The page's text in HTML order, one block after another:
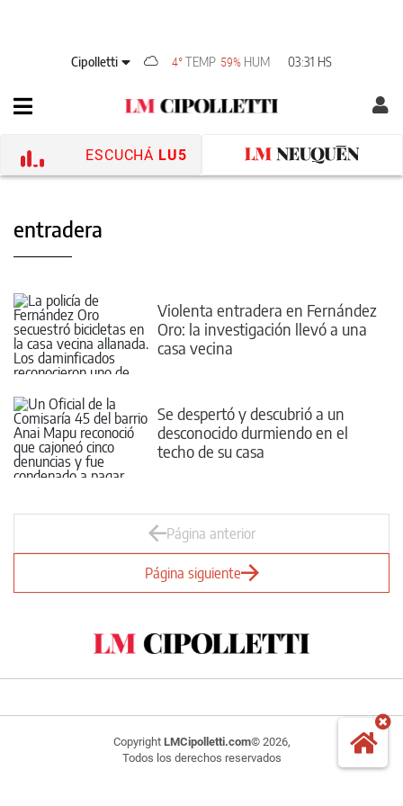
Cipolletti 4°TEMP 59% HUM 03:31 HS
ESCUCHÁ LU5
entradera
Violenta entradera en Fernández
Oro: la investigación llevó a una
casa vecina
Se despertó y descubrió a un
desconocido durmiendo en el
techo de su casa
Página anterior
Página siguiente
Copyright LMCipolletti.com© 2026,
Todos los derechos reservados